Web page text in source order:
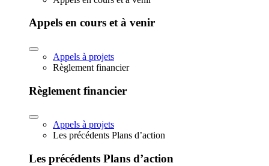
Appels en cours et à venir
Appels à projets
Règlement financier
Règlement financier
Appels à projets
Les précédents Plans d’action
Les précédents Plans d’action